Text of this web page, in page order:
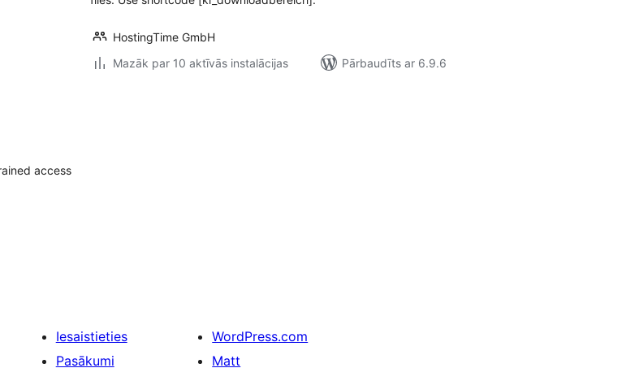
HostingTime GmbH
Mazāk par 10 aktīvās instalācijas
Pārbaudīts ar 6.9.6
access
Iesaistieties
Pasākumi
WordPress.com
Matt